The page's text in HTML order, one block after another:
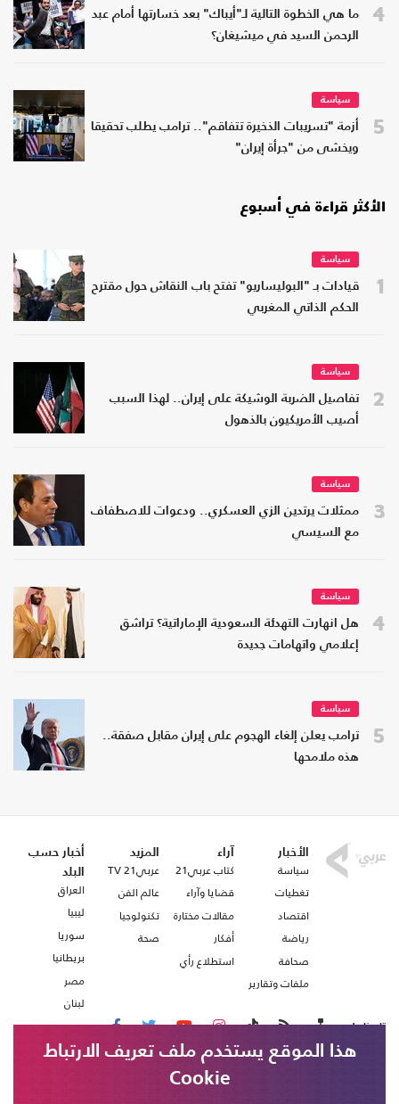
4
ما هي الخطوة التالية لـ"أيباك" بعد خسارتها أمام عبد
الرحمن السيد في ميشيغان؟
5
سياسة
أزمة "تسريبات الذخيرة تتفاقم".. ترامب يطلب تحقيقا
ويخشى من "جرأة إيران"
الأكثر قراءة في أسبوع
1
سياسة
قيادات بـ "البوليساريو" تفتح باب النقاش حول مقترح
الحكم الذاتي المغربي
2
سياسة
تفاصيل الضربة الوشيكة على إيران.. لهذا السبب
أصيب الأمريكيون بالذهول
3
سياسة
ممثلات يرتدين الزي العسكري.. ودعوات للاصطفاف
مع السيسي
4
سياسة
هل انهارت التهدئة السعودية الإماراتية؟ تراشق
إعلامي واتهامات جديدة
5
سياسة
ترامب يعلن إلغاء الهجوم على إيران مقابل صفقة..
هذه ملامحها
الأخبار
سياسة
تغطيات
اقتصاد
رياضة
صحافة
ملفات وتقارير
آراء
كتاب عربي21
قضايا وآراء
مقالات مختارة
أفكار
استطلاع رأي
المزيد
عربي21 TV
عالم الفن
تكنولوجيا
صحة
أخبار حسب
البلد
العراق
ليبيا
سوريا
بريطانيا
مصر
لبنان
تابعنا على
هذا الموقع يستخدم ملف تعريف الارتباط
Cookie